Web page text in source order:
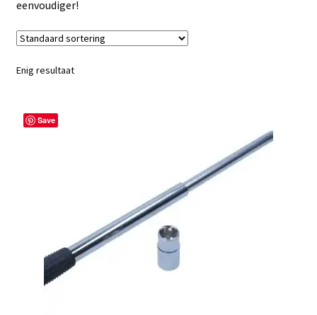
Winkelwagen
eenvoudiger!
Enig resultaat
Save